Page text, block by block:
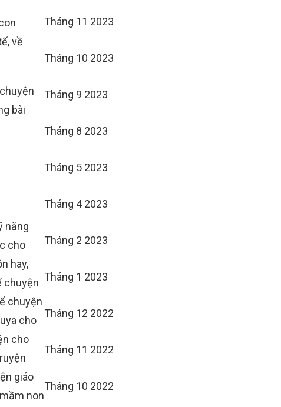
về
bài
năng
cho
hay,
chuyện
chuyện
cho
cho
giáo
non
Tháng 11 2023
Tháng 10 2023
Tháng 9 2023
Tháng 8 2023
Tháng 5 2023
Tháng 4 2023
Tháng 2 2023
Tháng 1 2023
Tháng 12 2022
Tháng 11 2022
Tháng 10 2022